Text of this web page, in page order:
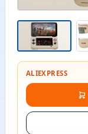
ALIEXPRESS